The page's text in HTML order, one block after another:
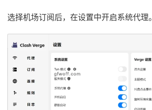
选择机场订阅后，在设置中开启系统代理。